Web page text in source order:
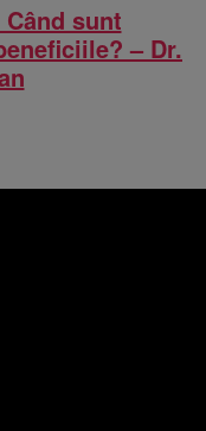
sunt
– Dr.